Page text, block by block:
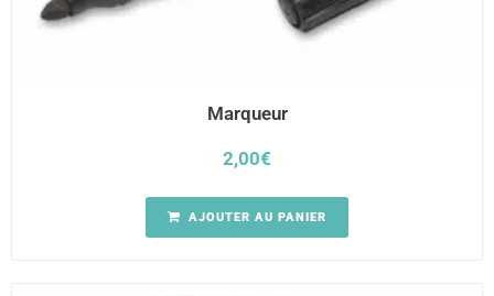
Marqueur
2,00€
AJOUTER AU PANIER